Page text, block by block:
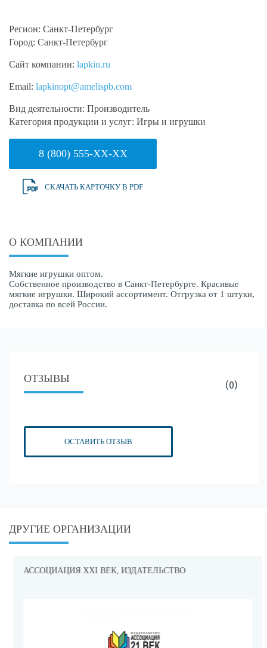
Регион: Санкт-Петербург
Город: Санкт-Петербург
Сайт компании: lapkin.ru
Email: lapkinopt@amelispb.com
Вид деятельности: Производитель
Категория продукции и услуг: Игры и игрушки
8 (800) 555-XX-XX
СКАЧАТЬ КАРТОЧКУ В PDF
О КОМПАНИИ
Мягкие игрушки оптом.
Собственное производство в Санкт-Петербурге. Красивые
мягкие игрушки. Широкий ассортимент. Отгрузка от 1 штуки,
доставка по всей России.
ОТЗЫВЫ
(0)
ОСТАВИТЬ ОТЗЫВ
ДРУГИЕ ОРГАНИЗАЦИИ
АССОЦИАЦИЯ XXI ВЕК, ИЗДАТЕЛЬСТВО